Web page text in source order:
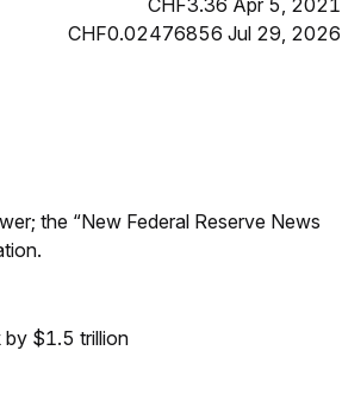
CHF3.36 Apr 5, 2021
CHF0.02476856 Jul 29, 2026
the “New Federal Reserve News
by $1.5 trillion